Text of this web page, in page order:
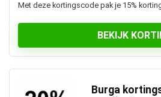
Met deze kortingscode pak je 15%
BEKIJK
Burga